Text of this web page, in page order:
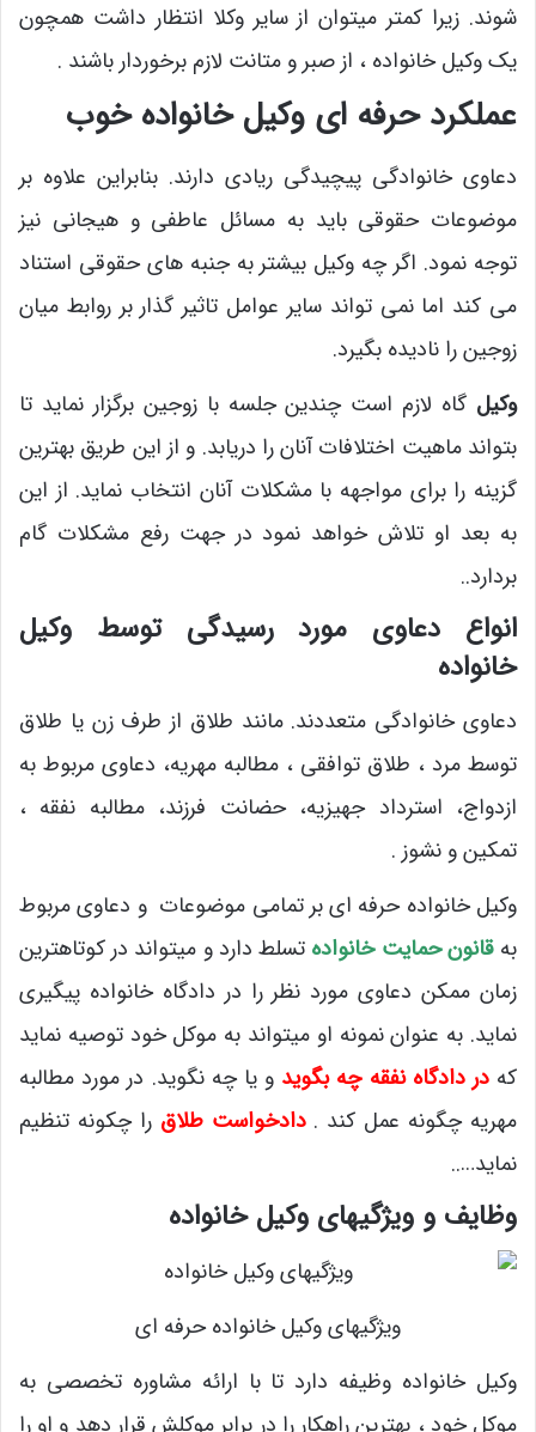
شوند. زیرا کمتر میتوان از سایر وکلا انتظار داشت همچون
یک وکیل خانواده ، از صبر و متانت لازم برخوردار باشند .
عملکرد حرفه ای وکیل خانواده خوب
دعاوی خانوادگی پیچیدگی ریادی دارند. بنابراین علاوه بر
موضوعات حقوقی باید به مسائل عاطفی و هیجانی نیز
توجه نمود. اگر چه وکیل بیشتر به جنبه های حقوقی استناد
می کند اما نمی تواند سایر عوامل تاثیر گذار بر روابط میان
زوجین را نادیده بگیرد.
وکیل گاه لازم است چندین جلسه با زوجین برگزار نماید تا
بتواند ماهیت اختلافات آنان را دریابد. و از این طریق بهترین
گزینه را برای مواجهه با مشکلات آنان انتخاب نماید. از این
به بعد او تلاش خواهد نمود در جهت رفع مشکلات گام
بردارد..
انواع دعاوی مورد رسیدگی توسط وکیل
خانواده
دعاوی خانوادگی متعددند. مانند طلاق از طرف زن یا طلاق
توسط مرد ، طلاق توافقی ، مطالبه مهریه، دعاوی مربوط به
ازدواج، استرداد جهیزیه، حضانت فرزند، مطالبه نفقه ،
تمکین و نشوز .
وکیل خانواده حرفه ای بر تمامی موضوعات و دعاوی مربوط
بهقانون حمایت خانواده تسلط دارد و میتواند در کوتاهترین
زمان ممکن دعاوی مورد نظر را در دادگاه خانواده پیگیری
نماید. به عنوان نمونه او میتواند به موکل خود توصیه نماید
کهدر دادگاه نفقه چه بگوید و یا چه نگوید. در مورد مطالبه
مهریه چگونه عمل کند .دادخواست طلاق را چکونه تنظیم
نماید…..
وظایف و ویژگیهای وکیل خانواده
ویژگیهای وکیل خانواده حرفه ای
وکیل خانواده وظیفه دارد تا با ارائه مشاوره تخصصی به
موکل خود ، بهترین راهکار را در برابر موکلش قرار دهد و او را